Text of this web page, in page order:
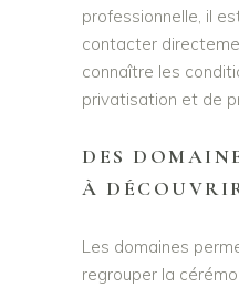
professionnelle, il
contacter
connaître les
privatisation et de
DES
À
Les domaines
regrouper la